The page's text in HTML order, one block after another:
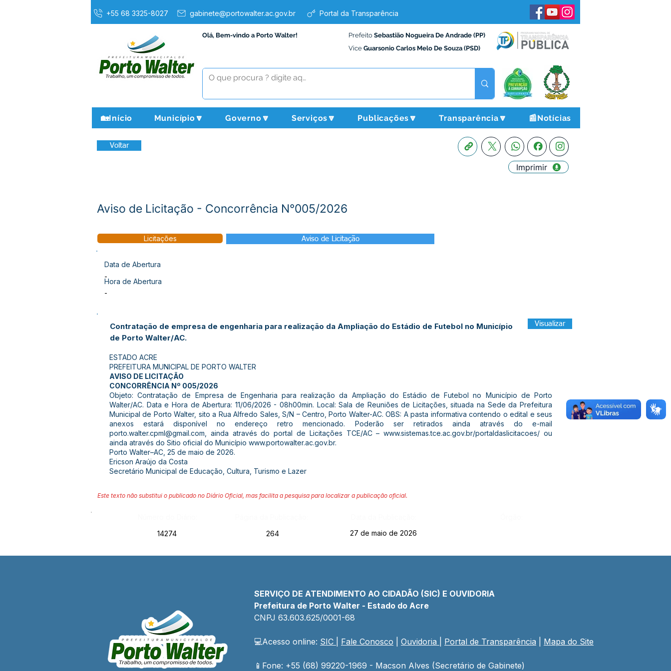
+55 68 3325-8027 gabinete@portowalter.ac.gov.br Portal da Transparência
Olá, Bem-vindo a Porto Walter! Prefeito Sebastião Nogueira De Andrade (PP)
Vice Guarsonio Carlos Melo De Souza (PSD)
🏡Início Município🔽 Governo🔽 Serviços🔽 Publicações🔽 Transparência🔽 📰Notícias
Voltar
Imprimir
Aviso de Licitação - Concorrência N°005/2026
Licitações Aviso de Licitação
Data de Abertura
-
Hora de Abertura
-
Contratação de empresa de engenharia para realização da Ampliação do Estádio de Futebol no Município
de Porto Walter/AC.
Visualizar
ESTADO ACRE
PREFEITURA MUNICIPAL DE PORTO WALTER
AVISO DE LICITAÇÃO
CONCORRÊNCIA Nº 005/2026
Objeto: Contratação de Empresa de Engenharia para realização da Ampliação do Estádio de Futebol no Município de Porto
Walter/AC. Data e Hora de Abertura: 11/06/2026 - 08h00min. Local: Sala de Reuniões de Licitações, situada na Sede da Prefeitura
Municipal de Porto Walter, sito a Rua Alfredo Sales, S/N – Centro, Porto Walter-AC. OBS: A pasta informativa contendo o edital e seus
anexos estará disponível no endereço retro mencionado. Poderão ser retirados ainda através do e-mail
porto.walter.cpml@gmail.com , ainda através do portal de Licitações TCE/AC –www.sistemas.tce.ac.gov.br/portaldaslicitacoes/ ou
ainda através do Sitio oficial do Município www.portowalter.ac.gov.br.
Porto Walter–AC, 25 de maio de 2026.
Ericson Araújo da Costa
Secretário Municipal de Educação, Cultura, Turismo e Lazer
Este texto não substitui o publicado no Diário Oficial, mas facilita a pesquisa para localizar a publicação oficial.
14274
264 27 de maio de 2026
SERVIÇO DE ATENDIMENTO AO CIDADÃO (SIC) E OUVIDORIA
Prefeitura de Porto Walter - Estado do Acre
CNPJ 63.603.625/0001-68
💻Acesso online: SIC Fale Conosco Ouvidoria Portal de Transparência Mapa do Site
📱Fone: +55 (68) 99220-1969 - Macson Alves (Secretário de Gabinete)